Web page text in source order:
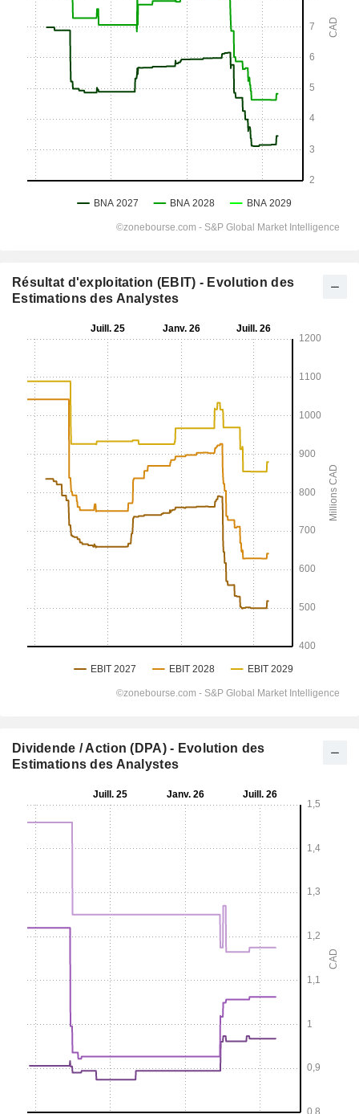
Résultat d'exploitation (EBIT) - Evolution des
Estimations des Analystes
Dividende / Action (DPA) - Evolution des
Estimations des Analystes